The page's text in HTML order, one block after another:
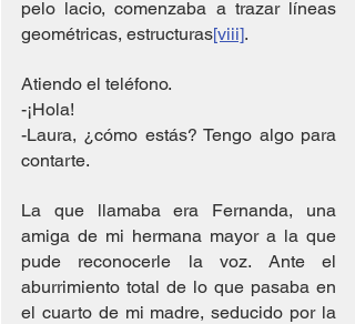
pelo lacio, comenzaba a trazar líneas
geométricas, estructuras[viii].
Atiendo el teléfono.
-¡Hola!
-Laura, ¿cómo estás? Tengo algo para
contarte.
La que llamaba era Fernanda, una
amiga de mi hermana mayor a la que
pude reconocerle la voz. Ante el
aburrimiento total de lo que pasaba en
el cuarto de mi madre, seducido por la